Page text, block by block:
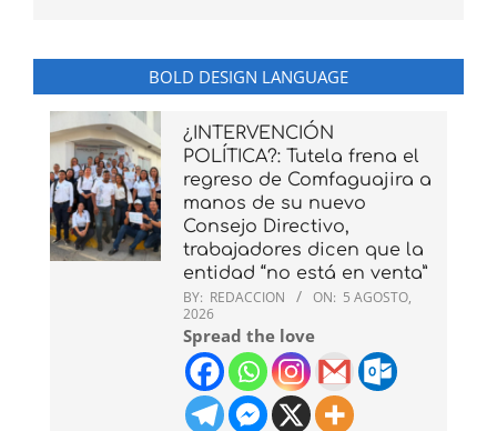
BOLD DESIGN LANGUAGE
¿INTERVENCIÓN
POLÍTICA?: Tutela frena el
regreso de Comfaguajira a
manos de su nuevo
Consejo Directivo,
trabajadores dicen que la
entidad “no está en venta”
BY: REDACCION ON: 5 AGOSTO,
2026
Spread the love